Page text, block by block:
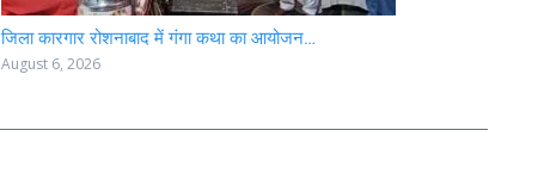
जिला कारगार रोशनाबाद में गंगा कथा का आयोजन…
August 6, 2026